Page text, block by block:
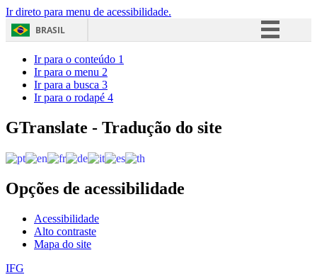
Ir direto para menu de acessibilidade.
BRASIL
Acesso à informação
Ir para o conteúdo 1
Ir para o menu 2
Ir para a busca 3
Ir para o rodapé 4
GTranslate - Tradução do site
Opções de acessibilidade
Acessibilidade
Alto contraste
Mapa do site
IFG